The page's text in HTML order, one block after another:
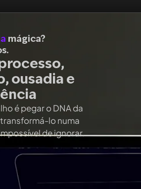
mágica?
ousadia e
é pegar o DNA da
lo numa
de ignorar.